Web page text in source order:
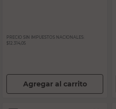
PRECIO SIN IMPUESTOS NACIONALES:
$12.314,05
Agregar al carrito